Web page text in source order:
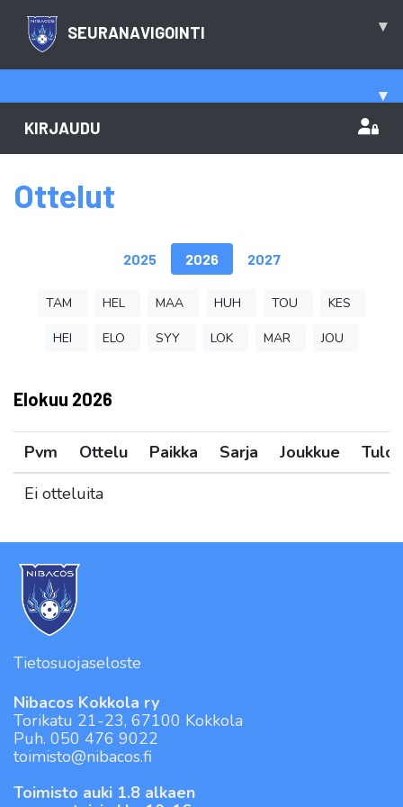
SEURANAVIGOINTI ▾
▾
KIRJAUDU
Ottelut
2025 2026 2027
TAM HEL MAA HUH TOU KES
HEI ELO SYY LOK MAR JOU
Elokuu 2026
Pvm Ottelu Paikka Sarja Joukkue
Tulos
Ei otteluita
Tietosuojaseloste
Nibacos Kokkola ry
Torikatu 21-23, 67100 Kokkola
Puh. 050 476 9022
toimisto@nibacos.fi
Toimisto auki 1.8 alkaen